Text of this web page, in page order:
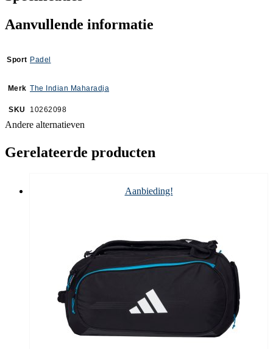
Aanvullende informatie
Sport Padel
Merk The Indian Maharadja
SKU 10262098
Andere alternatieven
Gerelateerde producten
Aanbieding!